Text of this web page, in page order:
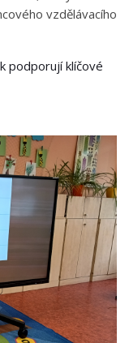
vzdělávacího
podporují klíčové